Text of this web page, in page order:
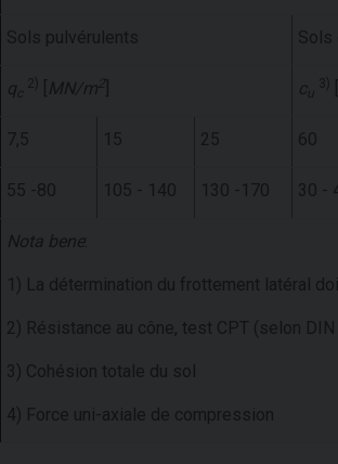
Sols pulvérulents Sols
q 2) MN/m2 c u
3)
7,5 15 25 60
55 -80 105 - 140 130 -170 30 -
Nota bene:
1) La détermination du frottement latéral
2) Résistance au cône, test CPT (selon
3) Cohésion totale du sol
4) Force uni-axiale de compression